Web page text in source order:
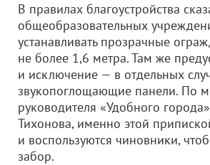
В правилах благоустройства
общеобразовательных
устанавливать прозрачные
не более 1,6 метра. Там же
и исключение — в отдельных
звукопоглощающие панели. По
руководителя «Удобного
Тихонова, именно этой
и воспользуются чиновники,
забор.